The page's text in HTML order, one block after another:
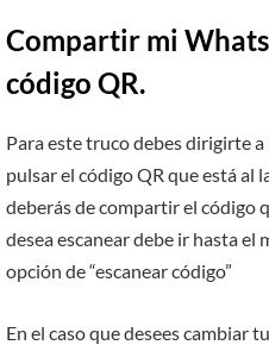
Compartir mi
código QR.
Para este truco debes dirigirte
pulsar el código QR que está al
deberás de compartir el código
desea escanear debe ir hasta el
opción de “escanear código”
En el caso que desees cambiar